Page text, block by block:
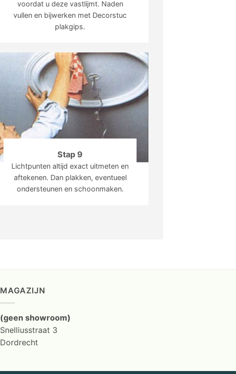
voordat u deze vastlijmt. Naden
vullen en bijwerken met Decorstuc
plakgips.
Stap 9
Lichtpunten altijd exact uitmeten en
aftekenen. Dan plakken, eventueel
ondersteunen en schoonmaken.
MAGAZIJN
(geen showroom)
Snelliusstraat 3
Dordrecht